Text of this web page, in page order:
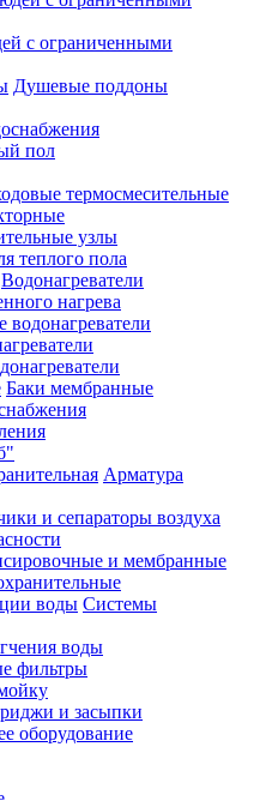
с ограниченными
Душевые поддоны
пол
термосмесительные
узлы
теплого пола
Водонагреватели
нагрева
водонагреватели
Баки мембранные
Арматура
и сепараторы воздуха
и мембранные
Системы
воды
фильтры
и засыпки
оборудование